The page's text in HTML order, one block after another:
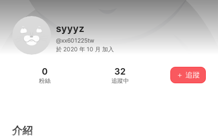
syyyz
@xx601225tw
於 2020 年 10 月 加入
0
粉絲
32
追蹤中
＋ 追蹤
介紹